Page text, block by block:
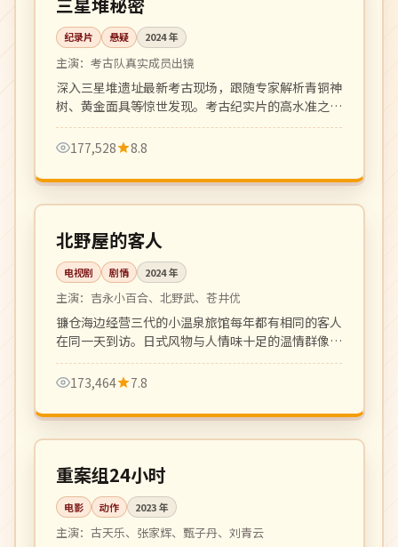
纪录片 悬疑 2024年
主演： 考古队真实成员出镜
深入三星堆遗址最新考古现场，跟随专家解析青铜神
树、黄金面具等惊世发现。考古纪实片的高水准之
作，画面震撼。
177,528
8.8
日本
高分 全 8 集
北野屋的客人
电视剧 剧情 2024年
主演： 吉永小百合、北野武、苍井优
镰仓海边经营三代的小温泉旅馆每年都有相同的客人
在同一天到访。日式风物与人情味十足的温情群像
剧。
173,464
7.8
中国
院线 133 分钟
重案组24小时
电影 动作 2023年
主演： 古天乐、张家辉、甄子丹、刘青云